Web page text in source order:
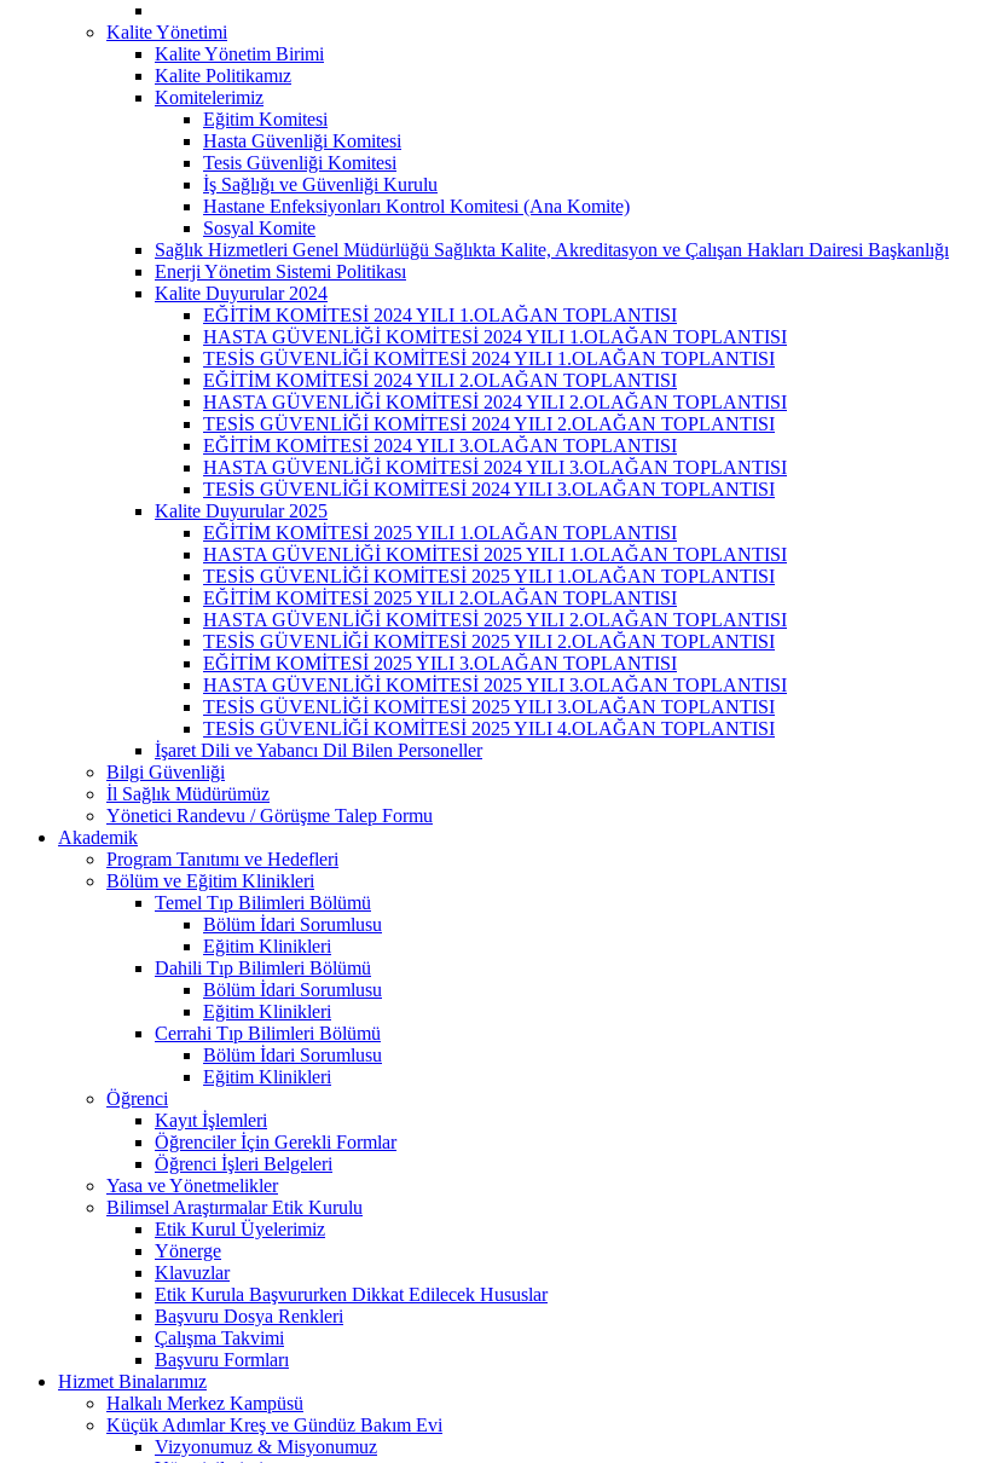
Kalite Yönetimi
Kalite Yönetim Birimi
Kalite Politikamız
Komitelerimiz
Eğitim Komitesi
Hasta Güvenliği Komitesi
Tesis Güvenliği Komitesi
İş Sağlığı ve Güvenliği Kurulu
Hastane Enfeksiyonları Kontrol Komitesi (Ana Komite)
Sosyal Komite
Sağlık Hizmetleri Genel Müdürlüğü Sağlıkta Kalite, Akreditasyon ve Çalışan Hakları Dairesi Başkanlığı
Enerji Yönetim Sistemi Politikası
Kalite Duyurular 2024
EĞİTİM KOMİTESİ 2024 YILI 1.OLAĞAN TOPLANTISI
HASTA GÜVENLİĞİ KOMİTESİ 2024 YILI 1.OLAĞAN TOPLANTISI
TESİS GÜVENLİĞİ KOMİTESİ 2024 YILI 1.OLAĞAN TOPLANTISI
EĞİTİM KOMİTESİ 2024 YILI 2.OLAĞAN TOPLANTISI
HASTA GÜVENLİĞİ KOMİTESİ 2024 YILI 2.OLAĞAN TOPLANTISI
TESİS GÜVENLİĞİ KOMİTESİ 2024 YILI 2.OLAĞAN TOPLANTISI
EĞİTİM KOMİTESİ 2024 YILI 3.OLAĞAN TOPLANTISI
HASTA GÜVENLİĞİ KOMİTESİ 2024 YILI 3.OLAĞAN TOPLANTISI
TESİS GÜVENLİĞİ KOMİTESİ 2024 YILI 3.OLAĞAN TOPLANTISI
Kalite Duyurular 2025
EĞİTİM KOMİTESİ 2025 YILI 1.OLAĞAN TOPLANTISI
HASTA GÜVENLİĞİ KOMİTESİ 2025 YILI 1.OLAĞAN TOPLANTISI
TESİS GÜVENLİĞİ KOMİTESİ 2025 YILI 1.OLAĞAN TOPLANTISI
EĞİTİM KOMİTESİ 2025 YILI 2.OLAĞAN TOPLANTISI
HASTA GÜVENLİĞİ KOMİTESİ 2025 YILI 2.OLAĞAN TOPLANTISI
TESİS GÜVENLİĞİ KOMİTESİ 2025 YILI 2.OLAĞAN TOPLANTISI
EĞİTİM KOMİTESİ 2025 YILI 3.OLAĞAN TOPLANTISI
HASTA GÜVENLİĞİ KOMİTESİ 2025 YILI 3.OLAĞAN TOPLANTISI
TESİS GÜVENLİĞİ KOMİTESİ 2025 YILI 3.OLAĞAN TOPLANTISI
TESİS GÜVENLİĞİ KOMİTESİ 2025 YILI 4.OLAĞAN TOPLANTISI
İşaret Dili ve Yabancı Dil Bilen Personeller
Bilgi Güvenliği
İl Sağlık Müdürümüz
Yönetici Randevu / Görüşme Talep Formu
Akademik
Program Tanıtımı ve Hedefleri
Bölüm ve Eğitim Klinikleri
Temel Tıp Bilimleri Bölümü
Bölüm İdari Sorumlusu
Eğitim Klinikleri
Dahili Tıp Bilimleri Bölümü
Bölüm İdari Sorumlusu
Eğitim Klinikleri
Cerrahi Tıp Bilimleri Bölümü
Bölüm İdari Sorumlusu
Eğitim Klinikleri
Öğrenci
Kayıt İşlemleri
Öğrenciler İçin Gerekli Formlar
Öğrenci İşleri Belgeleri
Yasa ve Yönetmelikler
Bilimsel Araştırmalar Etik Kurulu
Etik Kurul Üyelerimiz
Yönerge
Klavuzlar
Etik Kurula Başvururken Dikkat Edilecek Hususlar
Başvuru Dosya Renkleri
Çalışma Takvimi
Başvuru Formları
Hizmet Binalarımız
Halkalı Merkez Kampüsü
Küçük Adımlar Kreş ve Gündüz Bakım Evi
Vizyonumuz & Misyonumuz